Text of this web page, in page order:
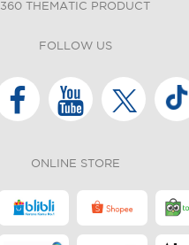
360 THEMATIC PRODUCT
FOLLOW US
ONLINE STORE